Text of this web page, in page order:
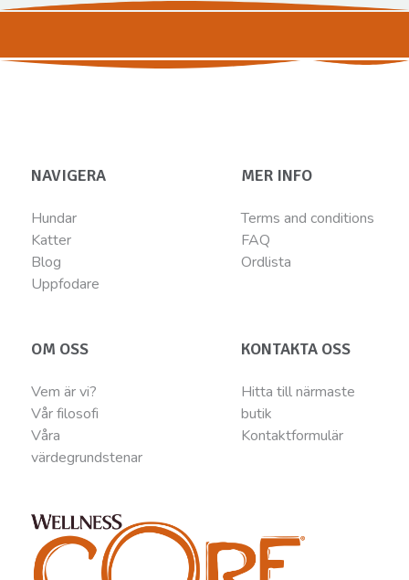
NAVIGERA
Hundar
Katter
Blog
Uppfodare
MER INFO
Terms and conditions
FAQ
Ordlista
OM OSS
Vem är vi?
Vår filosofi
Våra
värdegrundstenar
KONTAKTA OSS
Hitta till närmaste
butik
Kontaktformulär